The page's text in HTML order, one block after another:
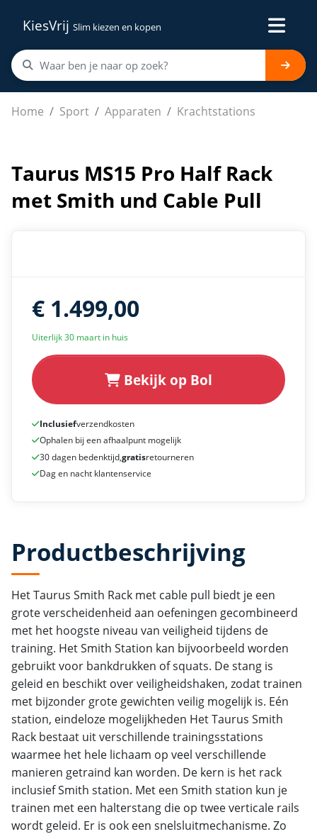
KiesVrij Slim kiezen en kopen
Home Sport Apparaten Krachtstations
Taurus MS15 Pro Half Rack met Smith und Cable Pull
Taurus MS15 Pro Half Rack
met Smith und Cable Pull
€ 1.499,00
Uiterlijk 30 maart in huis
Bekijk op Bol
Inclusiefverzendkosten
Ophalen bij een afhaalpunt mogelijk
30 dagen bedenktijd,gratisretourneren
Dag en nacht klantenservice
Productbeschrijving
Het Taurus Smith Rack met cable pull biedt je een
grote verscheidenheid aan oefeningen gecombineerd
met het hoogste niveau van veiligheid tijdens de
training. Het Smith Station kan bijvoorbeeld worden
gebruikt voor bankdrukken of squats. De stang is
geleid en beschikt over veiligheidshaken, zodat trainen
met bijzonder grote gewichten veilig mogelijk is. Eén
station, eindeloze mogelijkheden Het Taurus Smith
Rack bestaat uit verschillende trainingsstations
waarmee het hele lichaam op veel verschillende
manieren getraind kan worden. De kern is het rack
inclusief Smith station. Met een Smith station kun je
trainen met een halterstang die op twee verticale rails
wordt geleid. Er is ook een snelsluitmechanisme. Zo